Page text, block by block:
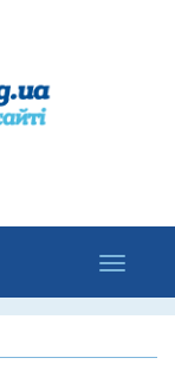
Toggle
navigation